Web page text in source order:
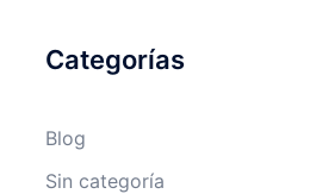
Categorías
Blog
Sin categoría